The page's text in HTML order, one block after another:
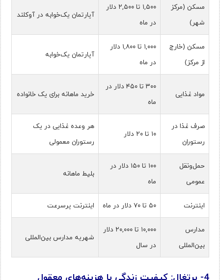
مسکن (مرکز
شهر)
۱,۵۰۰ تا ۲,۵۰۰ دلار
در ماه
آپارتمان یک‌خوابه در آوکلند
مسکن (خارج
از مرکز)
۱,۰۰۰ تا ۱,۸۰۰ دلار
در ماه
آپارتمان یک‌خوابه
مواد غذایی
۳۰۰ تا ۴۵۰ دلار در
ماه
خرید ماهانه برای یک خانواده
صرف غذا در
رستوران
۱۰ تا ۲۰ دلار
هر وعده غذایی در یک
رستوران معمولی
حمل‌ونقل
عمومی
۱۰۰ تا ۱۵۰ دلار در
ماه
بلیط ماهانه
اینترنت ۵۰ تا ۷۰ دلار در ماه اینترنت پرسرعت
مدارس
بین‌المللی
۱۰,۰۰۰ تا ۲۰,۰۰۰ دلار
در سال
شهریه مدارس بین‌المللی